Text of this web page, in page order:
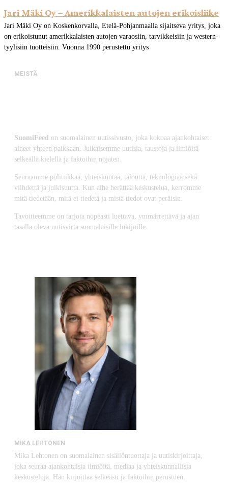
Jari Mäki Oy – Amerikkalaisten autojen erikoisliike
Jari Mäki Oy on Koskenkorvalla, Etelä-Pohjanmaalla sijaitseva yritys, joka
on erikoistunut amerikkalaisten autojen varaosiin, tarvikkeisiin ja western-
tyylisiin tuotteisiin. Vuonna 1990 perustettu yritys
MEISTÄ
SuomiFeed on suomalainen uutissivusto, joka kokoaa ajankohtaiset
aiheet yhteen paikkaan. Julkaisemme uutisia, taustoja ja ilmiöitä
selkeällä kielellä ja faktoihin nojaten.
Seuraamme politiikkaa, yhteiskuntaa, taloutta, teknologiaa sekä
viihdettä ja julkisuutta. Kun aihe herättää keskustelua, kerromme
mitä tiedetään, mitä ei tiedetä ja mistä tiedot ovat peräisin.
Tavoitteemme on tarjota nopeasti luettava, ymmärrettävä ja ajan
tasalla oleva uutisvirta suomalaisille lukijoille.
MIKA LEHTONEN
Mika Lehtonen on suomalainen sisällöntuottaja ja uutiskirjoittaja,
joka seuraa ajankohtaisia ilmiöitä, mediaa ja yhteiskunnallisia
keskusteluja. Hän kirjoittaa selkeästi ja faktoihin perustuen.